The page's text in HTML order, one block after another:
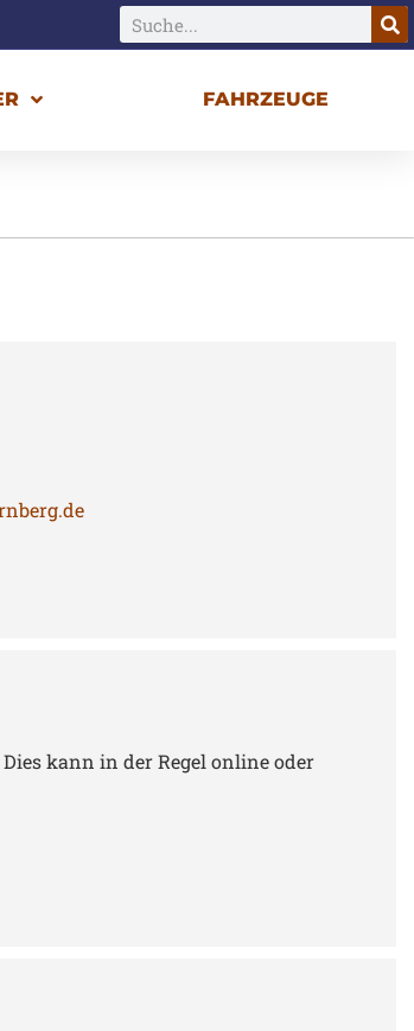
FAHRZEUGE
kann in der Regel online oder